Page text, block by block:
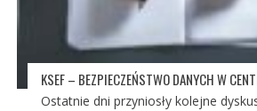
KSEF – BEZPIECZEŃSTWO DANYCH W
Ostatnie dni przyniosły kolejne